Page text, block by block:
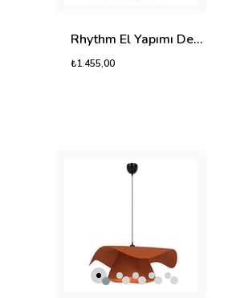
Rhythm El Yapımı Dekoratif Tasarım Jüt Avize M (Mint Yeşili, 800gr.)
₺1.455,00